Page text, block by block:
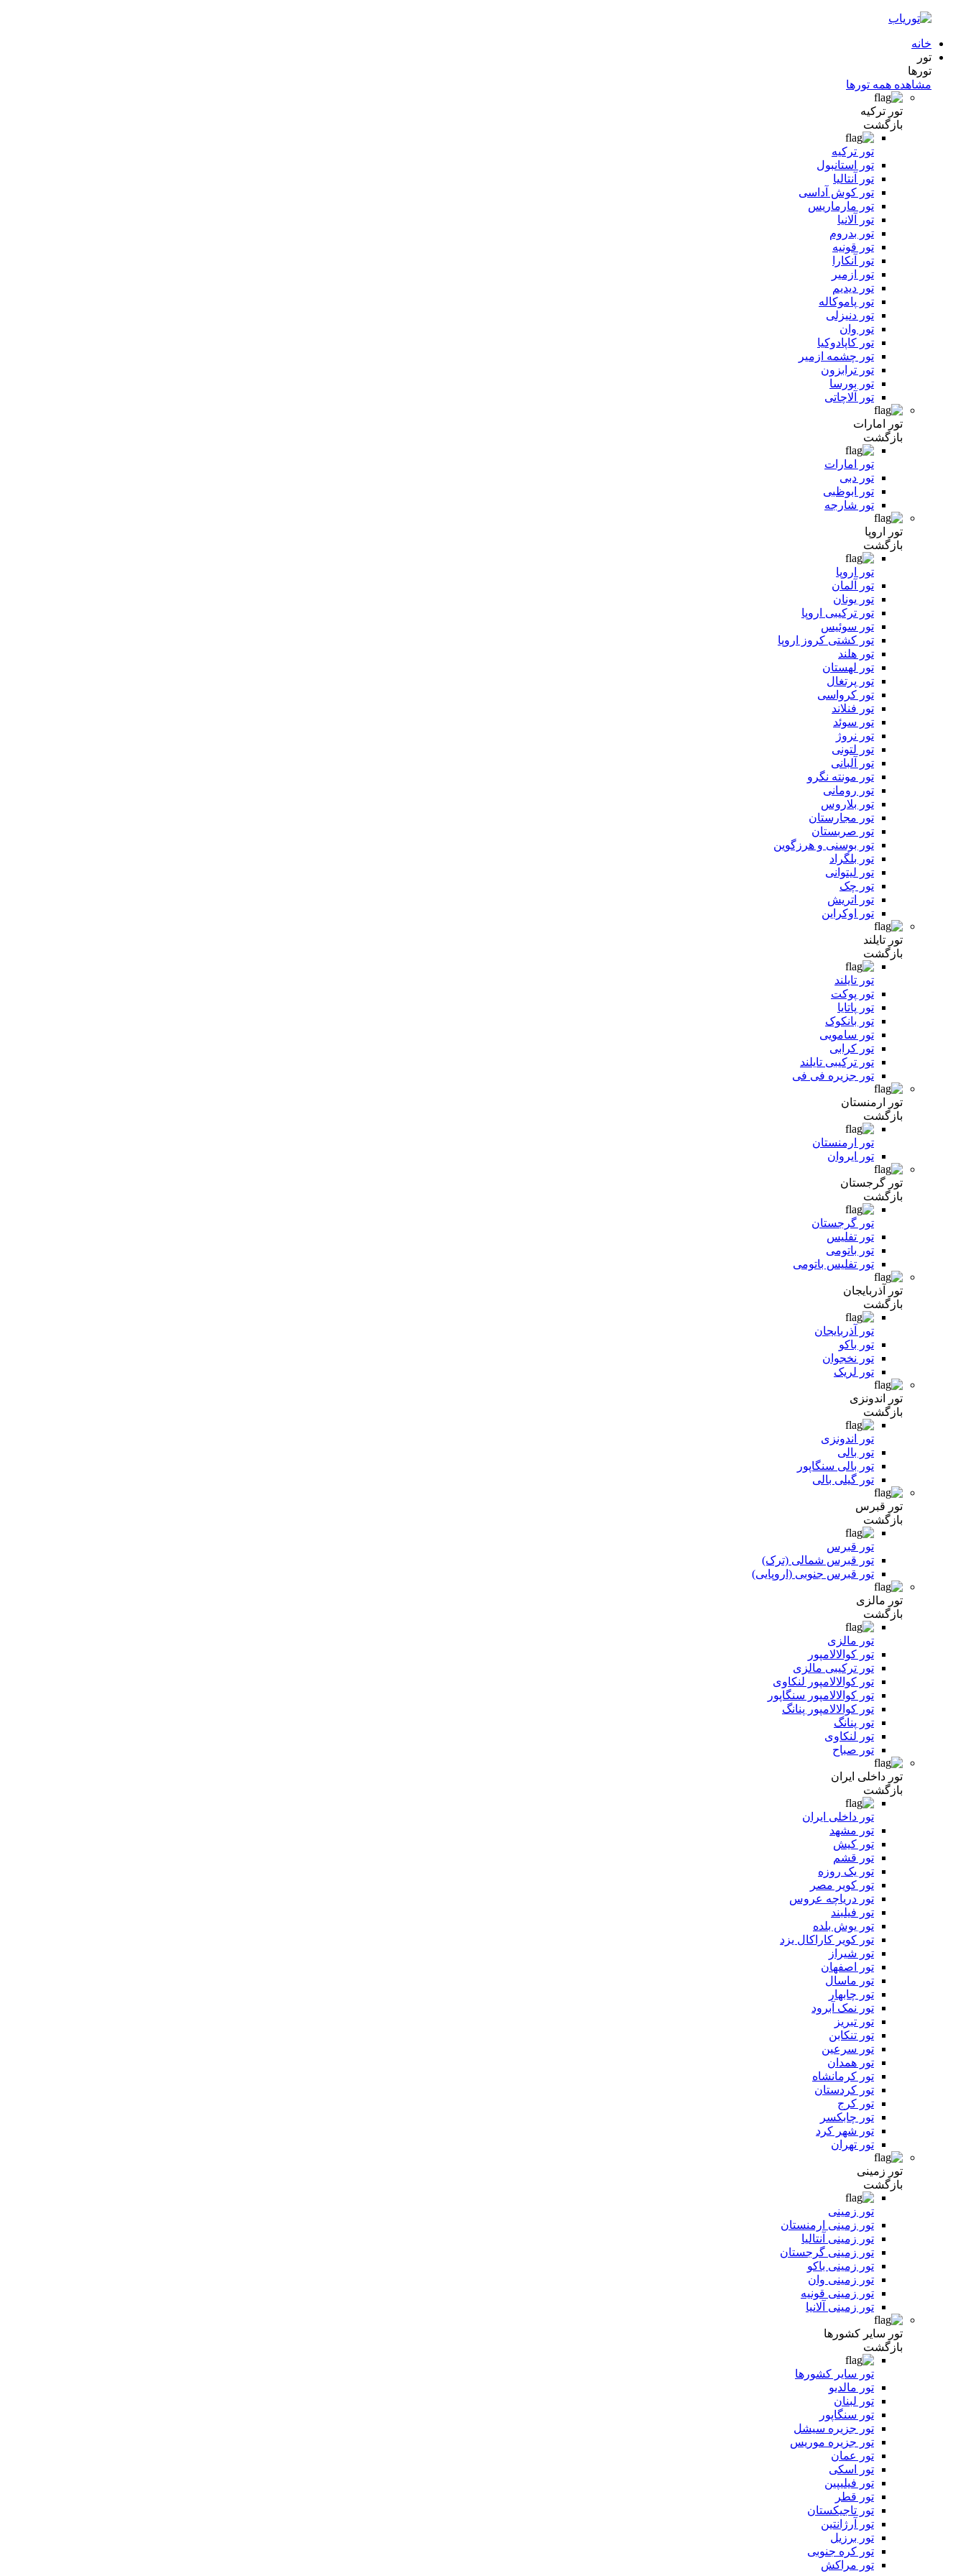
خانه
تور
تورها
مشاهده همه تورها
تور ترکیه
بازگشت
تور ترکیه
تور استانبول
تور آنتالیا
تور کوش آداسی
تور مارماریس
تور آلانیا
تور بدروم
تور قونیه
تور آنکارا
تور ازمیر
تور دیدیم
تور پاموکاله
تور دنیزلی
تور وان
تور کاپادوکیا
تور چشمه ازمیر
تور ترابزون
تور بورسا
تور آلاچاتی
تور امارات
بازگشت
تور امارات
تور دبی
تور ابوظبی
تور شارجه
تور اروپا
بازگشت
تور اروپا
تور آلمان
تور یونان
تور ترکیبی اروپا
تور سوئیس
تور کشتی کروز اروپا
تور هلند
تور لهستان
تور پرتغال
تور کرواسی
تور فنلاند
تور سوئد
تور نروژ
تور لتونی
تور آلبانی
تور مونته نگرو
تور رومانی
تور بلاروس
تور مجارستان
تور صربستان
تور بوسنی و هرزگوین
تور بلگراد
تور لیتوانی
تور چک
تور اتریش
تور اوکراین
تور تایلند
بازگشت
تور تایلند
تور پوکت
تور پاتایا
تور بانکوک
تور سامویی
تور کرابی
تور ترکیبی تایلند
تور جزیره فی فی
تور ارمنستان
بازگشت
تور ارمنستان
تور ایروان
تور گرجستان
بازگشت
تور گرجستان
تور تفلیس
تور باتومی
تور تفلیس باتومی
تور آذربایجان
بازگشت
تور آذربایجان
تور باکو
تور نخجوان
تور لریک
تور اندونزی
بازگشت
تور اندونزی
تور بالی
تور بالی سنگاپور
تور گیلی بالی
تور قبرس
بازگشت
تور قبرس
تور قبرس شمالی (ترک)
تور قبرس جنوبی (اروپایی)
تور مالزی
بازگشت
تور مالزی
تور کوالالامپور
تور ترکیبی مالزی
تور کوالالامپور لنکاوی
تور کوالالامپور سنگاپور
تور کوالالامپور پنانگ
تور پنانگ
تور لنکاوی
تور صباح
تور داخلی ایران
بازگشت
تور داخلی ایران
تور مشهد
تور کیش
تور قشم
تور یک روزه
تور کویر مصر
تور دریاچه عروس
تور فیلبند
تور یوش بلده
تور کویر کاراکال یزد
تور شیراز
تور اصفهان
تور ماسال
تور چابهار
تور نمک آبرود
تور تبریز
تور تنکابن
تور سرعین
تور همدان
تور کرمانشاه
تور کردستان
تور کرج
تور چابکسر
تور شهر کرد
تور تهران
تور زمینی
بازگشت
تور زمینی
تور زمینی ارمنستان
تور زمینی آنتالیا
تور زمینی گرجستان
تور زمینی باکو
تور زمینی وان
تور زمینی قونیه
تور زمینی آلانیا
تور سایر کشورها
بازگشت
تور سایر کشورها
تور مالدیو
تور لبنان
تور سنگاپور
تور جزیره سیشل
تور جزیره موریس
تور عمان
تور اسکی
تور فیلیپین
تور قطر
تور تاجیکستان
تور آرژانتین
تور برزیل
تور کره جنوبی
تور مراکش